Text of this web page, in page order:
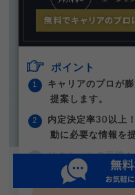
ポイント
キャリアのプロが
提案します。
内定決定率30以上
動に必要な情報を提
リクルートの面接
分析した対策で内